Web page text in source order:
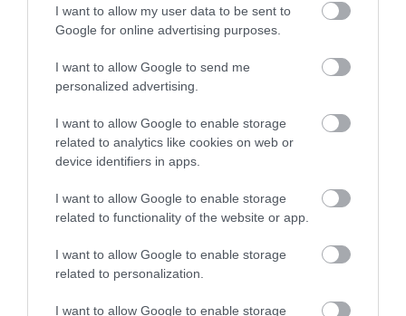
I want to allow my user data to be sent to
Google for online advertising purposes.
I want to allow Google to send me
personalized advertising.
I want to allow Google to enable storage
related to analytics like cookies on web or
device identifiers in apps.
I want to allow Google to enable storage
related to functionality of the website or app.
I want to allow Google to enable storage
related to personalization.
I want to allow Google to enable storage
Το τρόφιμο που θωρακίζει «αθόρυβα»
τα οστά σε κάθε ηλικία… δεν είναι το